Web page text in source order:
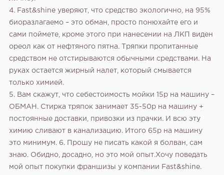
4. Fast&shine уверяют, что средство экологично, на 95%
биоразлагаемо – это обман, просто понюхайте его и
сами поймете, кроме этого при нанесении на ЛКП виден
ореол как от нефтяного пятна. Тряпки пропитанные
средством не отстирываются обычными средствами. На
руках остается жирный налет, который смывается
только химией.
5. Вам скажут, что себестоимость мойки 15р на машину –
ОБМАН. Стирка тряпок занимает 35-50р на машину +
постоянные доставки, привозки из прачки. И всю эту
химию сливают в канализацию. Итого 65р на машину
это минимум. 6. Прошу не писать какой я болван, сам
знаю. Обидно, досадно, но это мой опыт.Хочу поведать
мой опыт покупки франшизы у компании Fast&shine.